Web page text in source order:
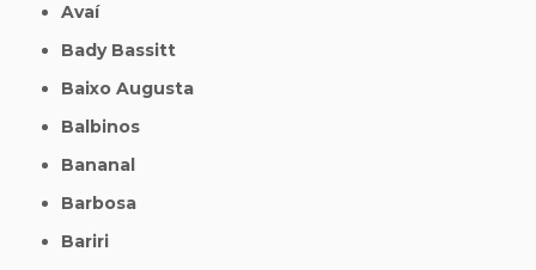
Avaí
Bady Bassitt
Baixo Augusta
Balbinos
Bananal
Barbosa
Bariri